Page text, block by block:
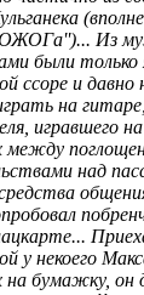
Из
были
ссоре и
на
игравшего
между
над
у некоего
на бумажку, он